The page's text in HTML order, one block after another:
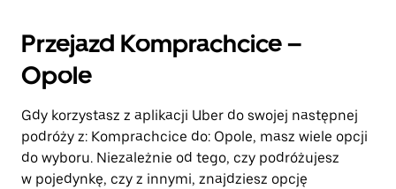
Przejazd Komprachcice –
Opole
Gdy korzystasz z aplikacji Uber do swojej następnej
podróży z: Komprachcice do: Opole, masz wiele opcji
do wyboru. Niezależnie od tego, czy podróżujesz
w pojedynkę, czy z innymi, znajdziesz opcję